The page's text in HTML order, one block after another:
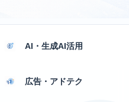
AI・生成AI活用
広告・アドテク